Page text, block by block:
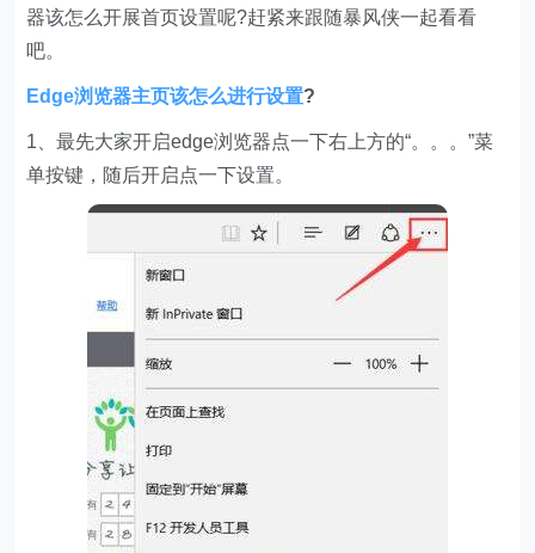
器该怎么开展首页设置呢?赶紧来跟随暴风侠一起看看
吧。
Edge浏览器主页该怎么进行设置?
1、最先大家开启edge浏览器点一下右上方的“。。。”菜
单按键，随后开启点一下设置。